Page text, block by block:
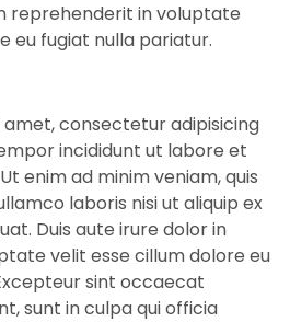
reprehenderit in voluptate
eu fugiat nulla pariatur.
consectetur adipisicing
incididunt ut labore et
enim ad minim veniam, quis
laboris nisi ut aliquip ex
Duis aute irure dolor in
velit esse cillum dolore eu
sint occaecat
sunt in culpa qui officia